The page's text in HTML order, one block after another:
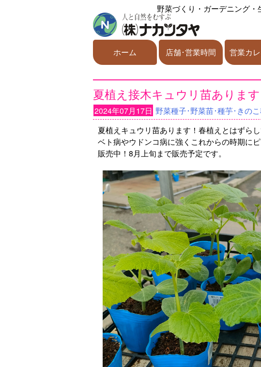
野菜づくり・ガーデニング・
ホーム 店舗･営業時間 営業カ
夏植え接木キュウリ苗あります
2024年07月17日 野菜種子･野菜苗･種芋･きの
夏植えキュウリ苗あります！春植えとはずら
ベト病やウドンコ病に強くこれからの時期に
販売中！8月上旬まで販売予定です。